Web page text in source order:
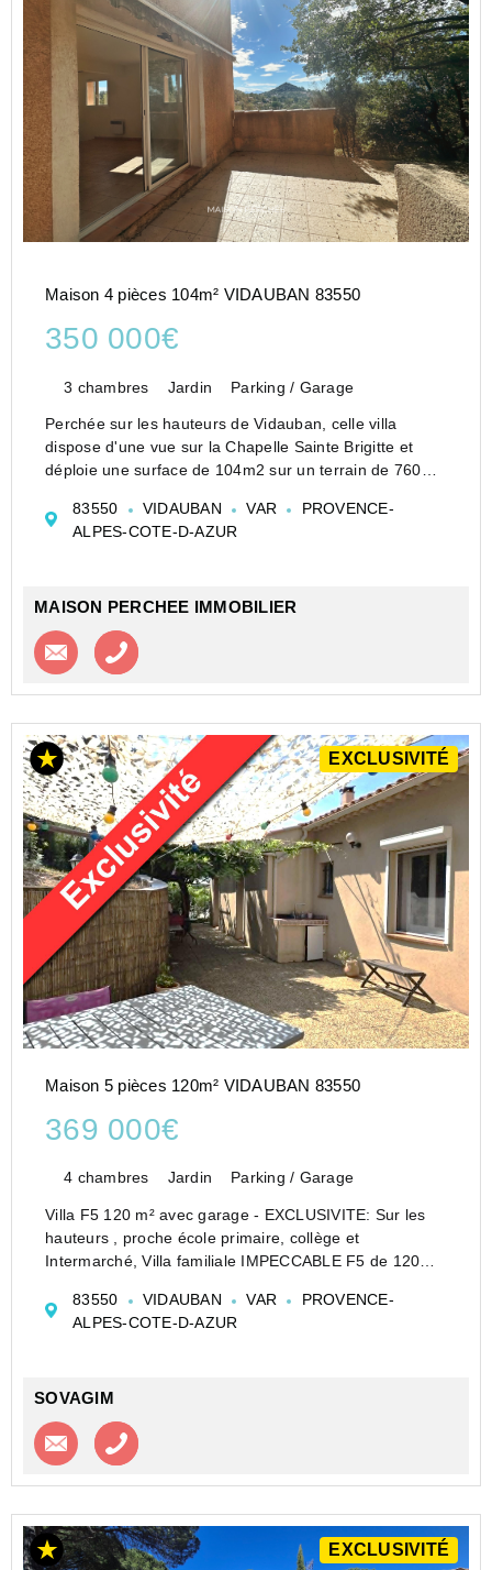
Maison 4 pièces 104m² VIDAUBAN 83550
350 000€
3 chambres Jardin Parking / Garage
Perchée sur les hauteurs de Vidauban, celle villa
dispose d'une vue sur la Chapelle Sainte Brigitte et
déploie une surface de 104m2 sur un terrain de 760m2
Le rez-de-chaussée offre la possibilité de créer un
espace de vie indépendant. Ce ...
83550 VIDAUBAN VAR
PROVENCE-
ALPES-COTE-D-AZUR
MAISON PERCHEE IMMOBILIER
Contacter l'agence
EXCLUSIVITÉ
Maison 5 pièces 120m² VIDAUBAN 83550
369 000€
4 chambres Jardin Parking / Garage
Villa F5 120 m² avec garage - EXCLUSIVITE: Sur les
hauteurs , proche école primaire, collège et
Intermarché, Villa familiale IMPECCABLE F5 de 120m²
au 3/4. RJ : Entrée,chambre avec sde/wc avec accès
intérie...
83550 VIDAUBAN VAR
PROVENCE-
ALPES-COTE-D-AZUR
SOVAGIM
Contacter l'agence
EXCLUSIVITÉ